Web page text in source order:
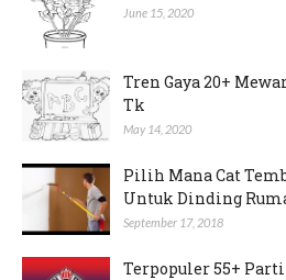
June 15, 2020
Tren Gaya 20+
Tk
May 14, 2020
Pilih Mana Cat
Untuk Dinding
September 17, 2018
Terpopuler 55+